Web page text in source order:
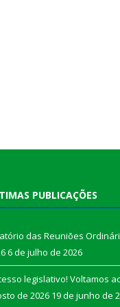
PUBLICAÇÕES
das Reuniões
6 de julho de 2026
legislativo! Voltamos
de 2026 19 de junho de